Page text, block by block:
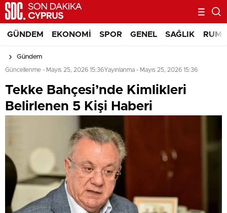
GÜNDEM EKONOMI SPOR GENEL SAĞLIK RUM
Gündem
Güncellenme - Mayıs 25, 2026 15:36Yayınlanma - Mayıs 25, 2026 15:36
Tekke Bahçesi’nde Kimlikleri
Belirlenen 5 Kişi Haberi